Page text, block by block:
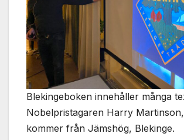
Blekingeboken innehåller många
Nobelpristagaren Harry
kommer från Jämshög, Blekinge.
och